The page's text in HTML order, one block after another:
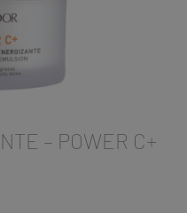
– POWER C+